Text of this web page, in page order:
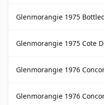
Glenmorangie 1975
Glenmorangie 1975 Cote
Glenmorangie 1976
Glenmorangie 1976